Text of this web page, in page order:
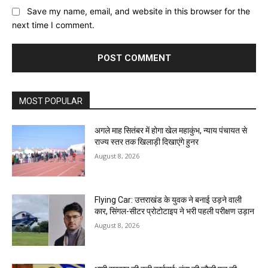
Save my name, email, and website in this browser for the
next time I comment.
MOST POPULAR
अगले माह सितंबर में होगा खेल महाकुंभ, न्याय पंचायत से
राज्य स्तर तक खिलाड़ी दिखाएंगे हुनर
August 8, 2026
Flying Car: उत्तराखंड के युवक ने बनाई उड़ने वाली
कार, सिंगल-सीटर प्रोटोटाइप ने भरी पहली परीक्षण उड़ान
August 8, 2026